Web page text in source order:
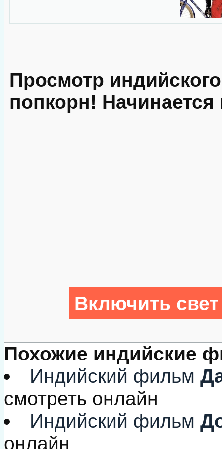
Просмотр
попкорн! Начинается
Включить
Похожие индийские
Индийский фильм
смотреть онлайн
Индийский фильм
онлайн